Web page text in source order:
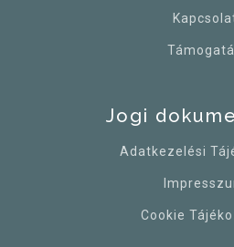
Jogi
Adatkezelési
Cookie